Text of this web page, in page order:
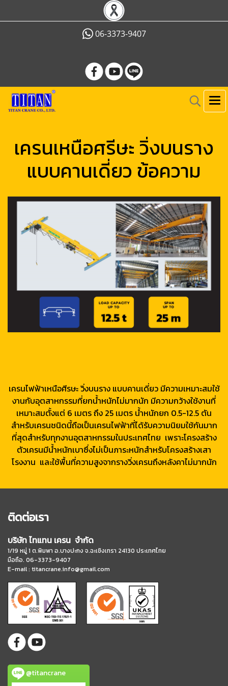
06-3373-9407
เครนเหนือศรีษะ วิ่งบนราง
แบบคานเดี่ยว ข้อความ
เครนไฟฟ้าเหนือศีรษะ วิ่งบนราง แบบคานเดี่ยว มีความเหมาะสมใช้
งานกับอุตสาหกรรมที่ยกน้ำหนักไม่มากนัก มีความกว้างใช้งานที่
เหมาะสมตั้งแต่ 6 เมตร ถึง 25 เมตร น้ำหนักยก 0.5-12.5 ตัน
สำหรับเครนชนิดนี้ถือเป็นเครนไฟฟ้าที่ได้รับความนิยมใช้กันมาก
ที่สุดสำหรับทุกงานอุตสาหกรรมในประเทศไทย เพราะโครงสร้าง
ตัวเครนมีน้ำหนักเบาซึ่งไม่เป็นภาระหนักสำหรับโครงสร้างเสา
โรงงาน และใช้พื้นที่ความสูงจากรางวิ่งเครนถึงหลังคาไม่มากนัก
ติดต่อเรา
บริษัท ไทแทน เครน จำกัด
1/19 หมู่ 1 ต.พิมพา อ.บางปะกง จ.ฉะเชิงเทรา 24130 ประเทศไทย
มือถือ. 06-3373-9407
E-mail : titancrane.info@gmail.com
@titancrane